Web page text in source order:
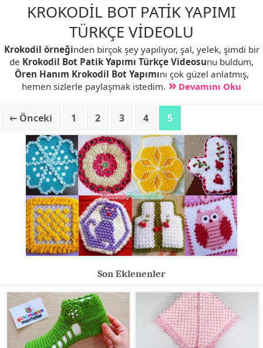
KROKODİL BOT PATİK YAPIMI
TÜRKÇE VİDEOLU
Krokodil örneğinden birçok şey yapılıyor, şal, yelek, şimdi bir
de Krokodil Bot Patik Yapımı Türkçe Videosunu buldum,
Ören Hanım Krokodil Bot Yapımını çok güzel anlatmış,
hemen sizlerle paylaşmak istedim.
Devamını Oku
← Önceki 1 2 3 4 5
Son Eklenenler